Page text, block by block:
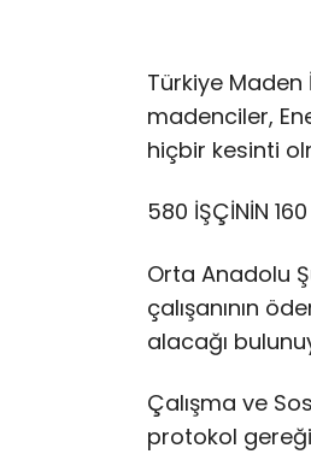
Türkiye Maden
madenciler,
hiçbir kesinti
580 İŞÇİNİN 160
Orta Anadolu
çalışanının
alacağı
Çalışma ve
protokol